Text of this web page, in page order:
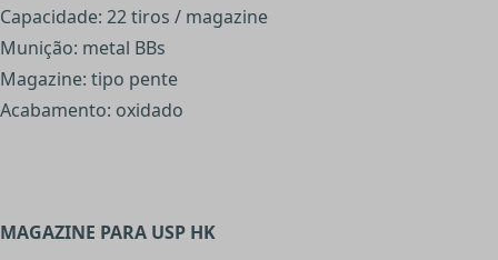
Capacidade: 22 tiros / magazine
Munição: metal BBs
Magazine: tipo pente
Acabamento: oxidado
MAGAZINE PARA USP HK